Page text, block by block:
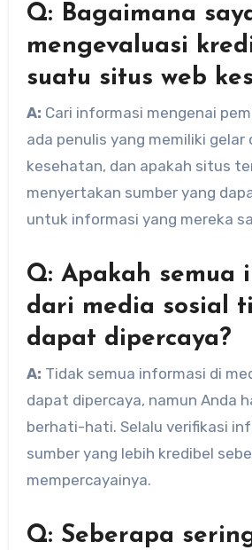
Q: Bagaimana
mengevaluasi
suatu situs web
A: Cari informasi mengenai
ada penulis yang memiliki gelar
kesehatan, dan apakah situs
menyertakan sumber yang
untuk informasi yang mereka
Q: Apakah semua
dari media sosial
dapat dipercaya?
A: Tidak semua informasi di
dapat dipercaya, namun Anda
berhati-hati. Selalu verifikasi
sumber yang lebih kredibel
mempercayainya.
Q: Seberapa